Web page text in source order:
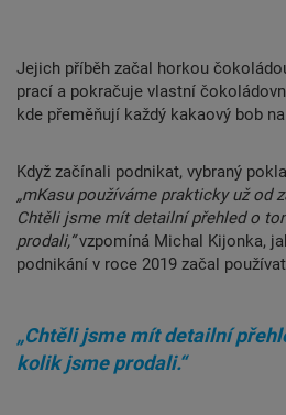
Jejich příběh začal horkou
prací a pokračuje vlastní
kde přeměňují každý kakaový bob
Když začínali podnikat, vybraný
„mKasu používáme prakticky už od
Chtěli jsme mít detailní přehled o
prodali,“vzpomíná Michal Kijonka,
podnikání v roce 2019 začal
„Chtěli jsme mít detailní
kolik jsme prodali.“